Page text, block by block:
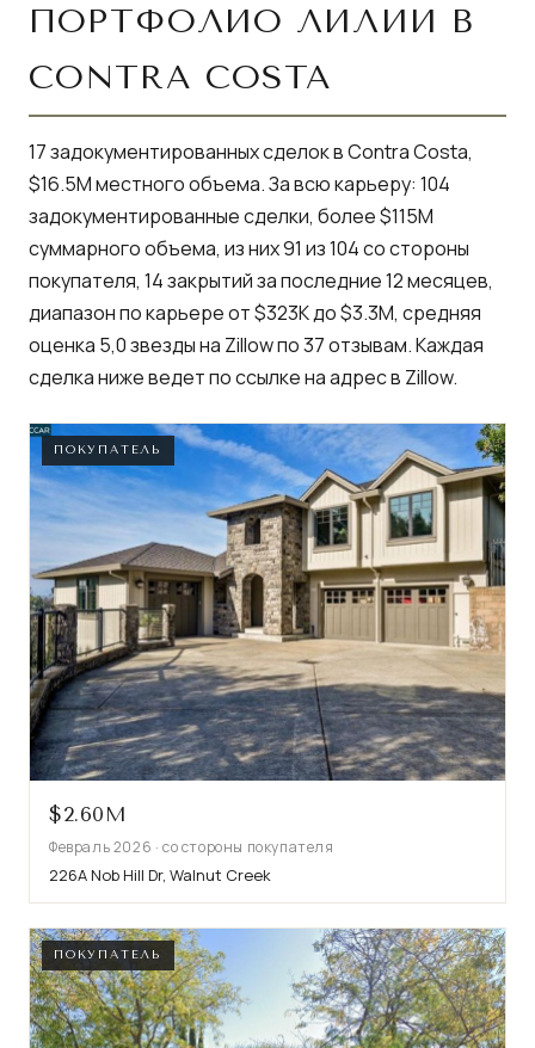
ПОРТФОЛИО ЛИЛИИ В
CONTRA COSTA
17 задокументированных сделок в Contra Costa,
$16.5M местного объема. За всю карьеру: 104
задокументированные сделки, более $115M
суммарного объема, из них 91 из 104 со стороны
покупателя, 14 закрытий за последние 12 месяцев,
диапазон по карьере от $323K до $3.3M, средняя
оценка 5,0 звезды на Zillow по 37 отзывам. Каждая
сделка ниже ведет по ссылке на адрес в Zillow.
ПОКУПАТЕЛЬ
$2.60M
Февраль 2026 · со стороны покупателя
226A Nob Hill Dr, Walnut Creek
ПОКУПАТЕЛЬ